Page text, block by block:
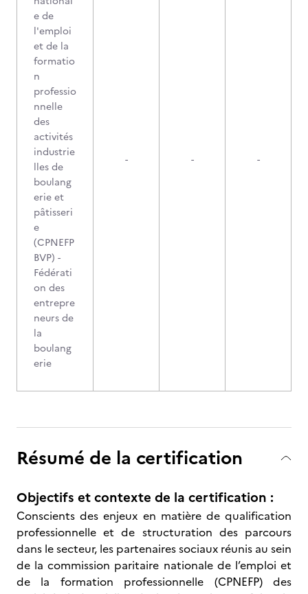
e de
l'emploi
et de la
formatio
n
professio
nnelle
des
activités
industrie
lles de
boulang
erie et
pâtisseri
e
(CPNEFP
BVP) -
Fédérati
on des
entrepre
neurs de
la
boulang
erie
- - -
Résumé de la certification
Objectifs et contexte de la certification :
Conscients des enjeux en matière de qualification
professionnelle et de structuration des parcours
dans le secteur, les partenaires sociaux réunis au sein
de la commission paritaire nationale de l’emploi et
de la formation professionnelle (CPNEFP) des